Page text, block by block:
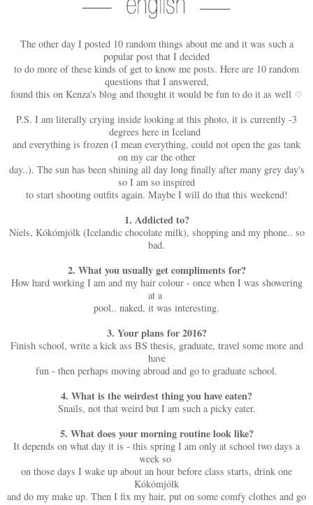
The other day I posted 10 random things about me and it was such a
popular post that I decided
to do more of these kinds of get to know me posts. Here are 10 random
questions that I answered,
found this on Kenza's blog and thought it would be fun to do it as well ♡
P.S. I am literally crying inside looking at this photo, it is currently -3
degrees here in Iceland
and everything is frozen (I mean everything, could not open the gas tank
on my car the other
day..). The sun has been shining all day long finally after many grey day's
so I am so inspired
to start shooting outfits again. Maybe I will do that this weekend!
1. Addicted to?
Níels, Kókómjólk (Icelandic chocolate milk), shopping and my phone.. so
bad.
2. What you usually get compliments for?
How hard working I am and my hair colour - once when I was showering
at a
pool.. naked, it was interesting.
3. Your plans for 2016?
Finish school, write a kick ass BS thesis, graduate, travel some more and
have
fun - then perhaps moving abroad and go to graduate school.
4. What is the weirdest thing you have eaten?
Snails, not that weird but I am such a picky eater.
5. What does your morning routine look like?
It depends on what day it is - this spring I am only at school two days a
week so
on those days I wake up about an hour before class starts, drink one
Kókómjólk
and do my make up. Then I fix my hair, put on some comfy clothes and go